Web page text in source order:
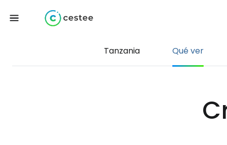
Tanzania Qué ver